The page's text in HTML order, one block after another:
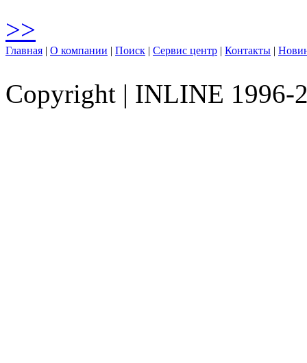
>>
Главная | О компании | Поиск | Сервис центр | Контакты |
Copyright | INLINE 1996-